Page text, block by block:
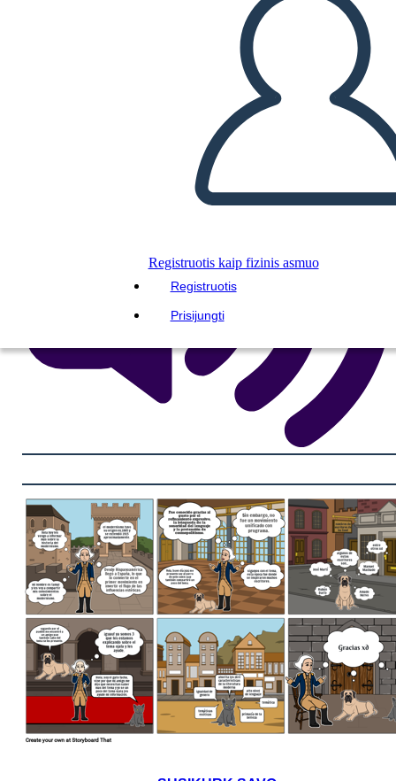
Registruotis kaip fizinis asmuo
Registruotis
Prisijungti
PALEISTI SKAIDRIŲ DEMONSTRACIJĄ
SKAITYK MAN